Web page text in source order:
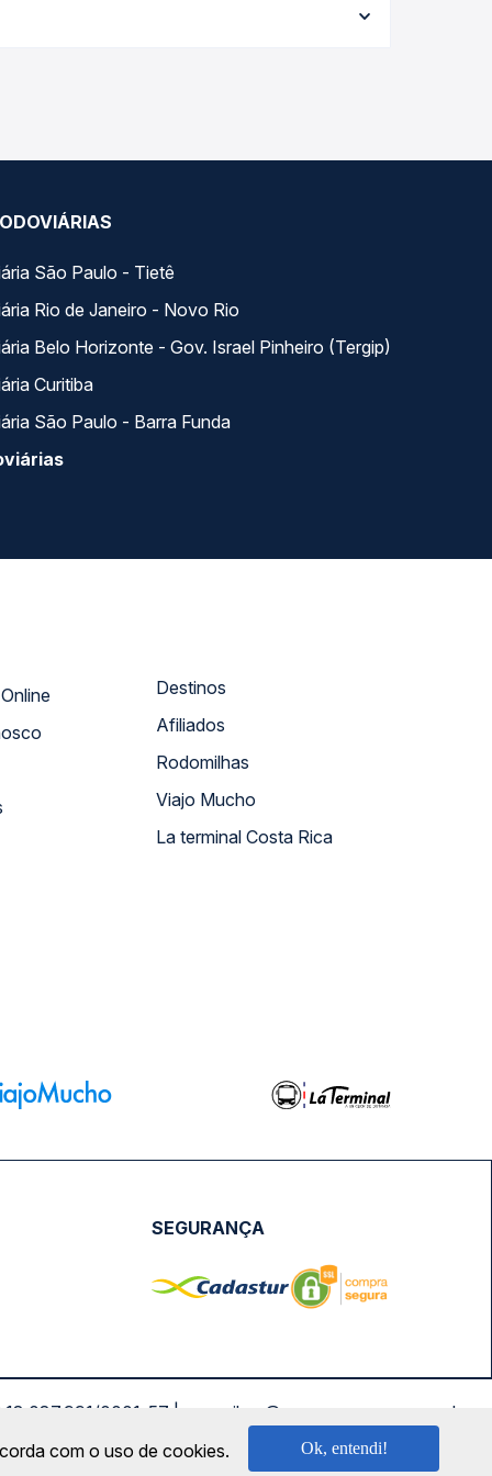
oferta para o seu roteiro.
São Paulo - Tietê
Rio de Janeiro - Novo Rio
Belo Horizonte - Gov. Israel Pinheiro (Tergip)
Curitiba
São Paulo - Barra Funda
Atendimento Online
Destinos
Afiliados
Rodomilhas
Viajo Mucho
La terminal Costa Rica
SEGURANÇA
0001-57 | saconibus@queropassagem.com.br
com o uso de cookies. Ok, entendi!